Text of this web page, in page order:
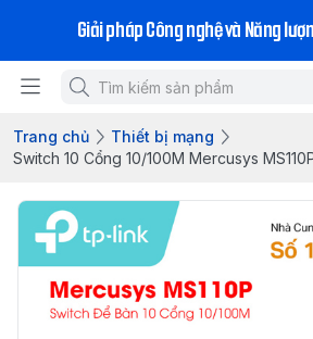
Giải pháp Công nghệ và Năng
Trang chủ
Thiết bị mạng
Switch 10 Cổng 10/100M Mercusys